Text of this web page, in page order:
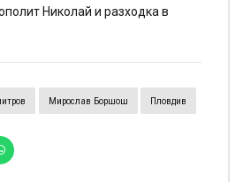
Николай и разходка в
Мирослав Боршош Пловдив